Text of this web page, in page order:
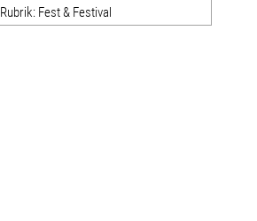
Rubrik: Fest & Festival